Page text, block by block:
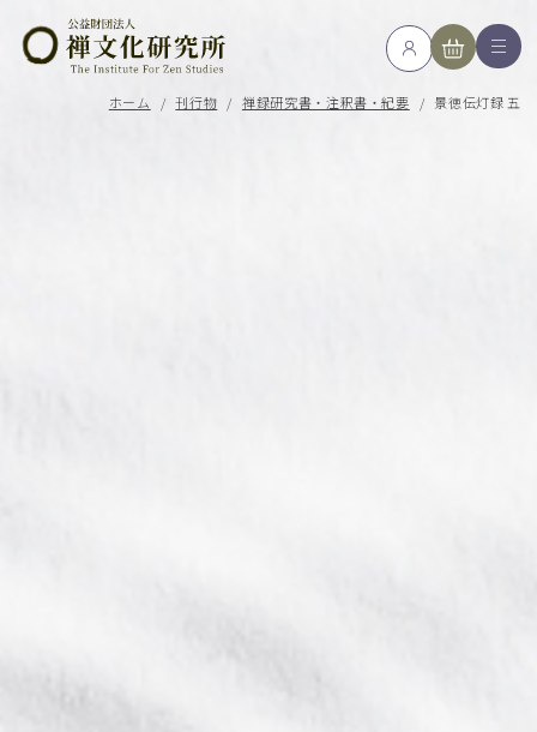
ホーム / 刊行物 / 禅録研究書・注釈書・紀要 / 景徳伝灯録 五